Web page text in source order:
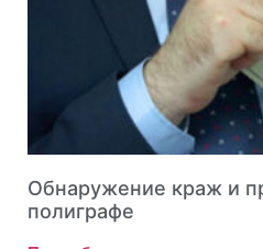
Обнаружение краж и
полиграфе